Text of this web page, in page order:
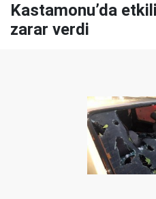
Kastamonu’da
zarar verdi